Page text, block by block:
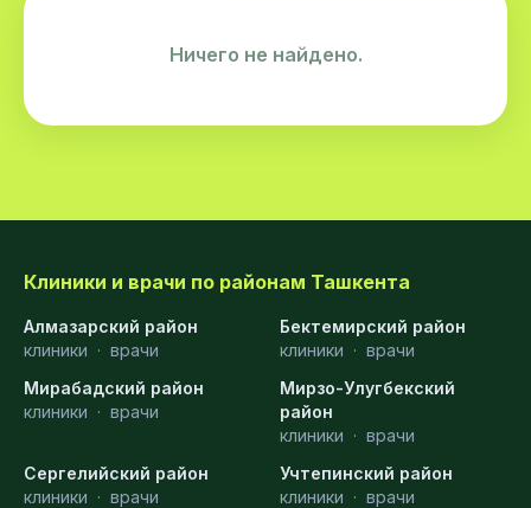
Ничего не найдено.
Клиники и врачи по районам Ташкента
Алмазарский район
клиники · врачи
Бектемирский район
клиники · врачи
Мирабадский район
клиники · врачи
Мирзо-Улугбекский
район
клиники · врачи
Сергелийский район
клиники · врачи
Учтепинский район
клиники · врачи